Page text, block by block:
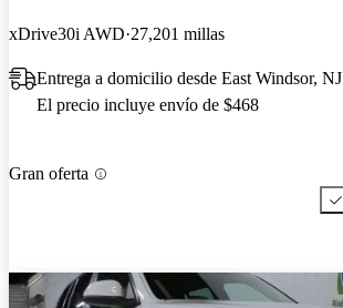
xDrive30i AWD 27,201 millas
Entrega a domicilio desde East Windsor, NJ
El precio incluye envío de $468
Gran oferta